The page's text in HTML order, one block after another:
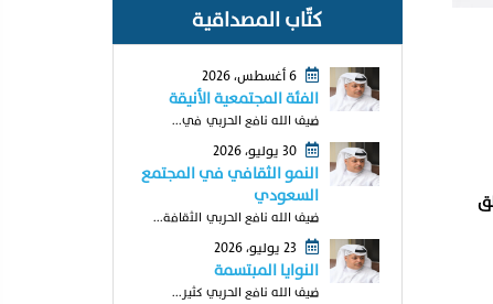
كتّاب المصداقية
الفئة المجتمعية الأنيقة
ضيف الله نافع الحربي في...
النمو الثقافي في المجتمع
السعودي
ضيف الله نافع الحربي الثقافة...
النوايا المبتسمة
ضيف الله نافع الحربي كثير...